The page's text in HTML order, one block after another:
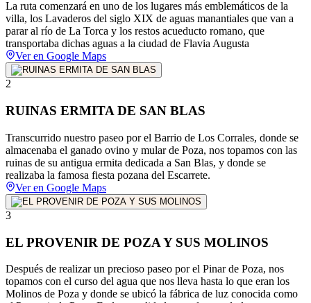
La ruta comenzará en uno de los lugares más emblemáticos de la
villa, los Lavaderos del siglo XIX de aguas manantiales que van a
parar al río de La Torca y los restos acueducto romano, que
transportaba dichas aguas a la ciudad de Flavia Augusta
Ver en Google Maps
2
RUINAS ERMITA DE SAN BLAS
Transcurrido nuestro paseo por el Barrio de Los Corrales, donde se
almacenaba el ganado ovino y mular de Poza, nos topamos con las
ruinas de su antigua ermita dedicada a San Blas, y donde se
realizaba la famosa fiesta pozana del Escarrete.
Ver en Google Maps
3
EL PROVENIR DE POZA Y SUS MOLINOS
Después de realizar un precioso paseo por el Pinar de Poza, nos
topamos con el curso del agua que nos lleva hasta lo que eran los
Molinos de Poza y donde se ubicó la fábrica de luz conocida como